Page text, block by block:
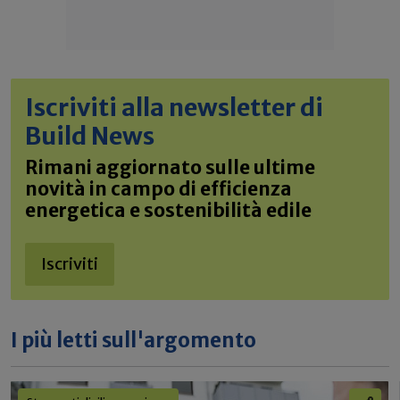
Iscriviti alla newsletter di
Build News
Rimani aggiornato sulle ultime
novità in campo di efficienza
energetica e sostenibilità edile
Iscriviti
I più letti sull'argomento